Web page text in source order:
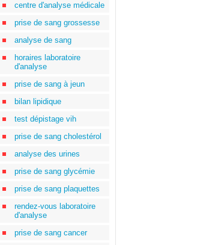
centre d'analyse médicale
prise de sang grossesse
analyse de sang
horaires laboratoire
d'analyse
prise de sang à jeun
bilan lipidique
test dépistage vih
prise de sang cholestérol
analyse des urines
prise de sang glycémie
prise de sang plaquettes
rendez-vous laboratoire
d'analyse
prise de sang cancer